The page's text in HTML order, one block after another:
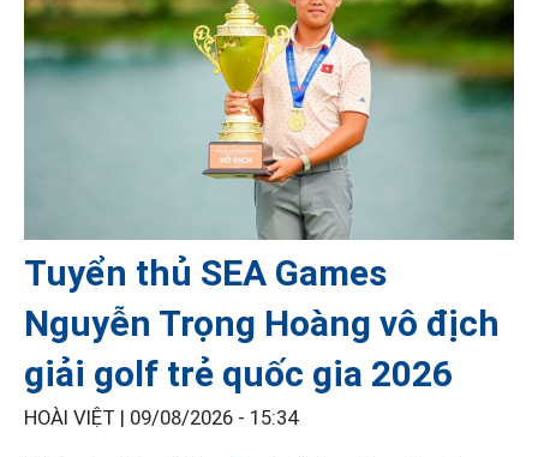
Tuyển thủ SEA Games
Nguyễn Trọng Hoàng vô địch
giải golf trẻ quốc gia 2026
HOÀI VIỆT | 09/08/2026 - 15:34